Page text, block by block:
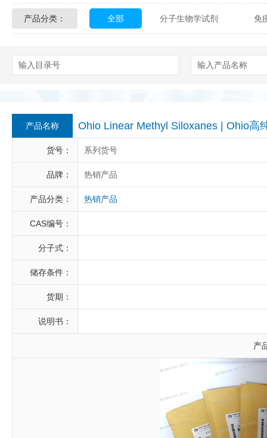
Glycon Biochem Sterlitech
Berry & Associates
LGC Maine Standards
Abbexa AbD Serotec
产品分类： 全部 分子生物学试剂 免
产品名称 Ohio Linear Methyl Siloxanes | Ohio高
货号： 系列货号
品牌： 热销产品
产品分类： 热销产品
CAS编号：
分子式：
储存条件：
货期：
说明书：
产